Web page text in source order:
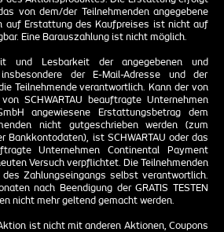
von dem/der Teilnehmenden angegebene
auf Erstattung des Kaufpreises ist nicht auf
Eine Barauszahlung ist nicht möglich.
und Lesbarkeit der angegebenen und
der E-Mail-Adresse und der
Teilnehmende verantwortlich. Kann der von
SCHWARTAU beauftragte Unternehmen
angewiesene Erstattungsbetrag dem
nicht gutgeschrieben werden (zum
Bankkontodaten), ist SCHWARTAU oder das
Unternehmen Continental Payment
Versuch verpflichtet. Die Teilnehmenden
Zahlungseingangs selbst verantwortlich.
nach Beendigung der GRATIS TESTEN
nicht mehr geltend gemacht werden.
Aktion ist nicht mit anderen Aktionen, Coupons